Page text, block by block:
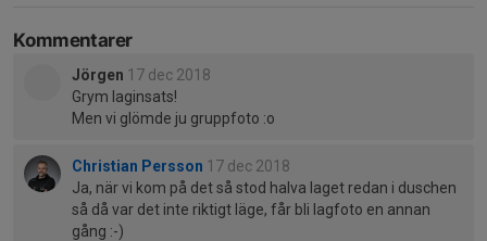
Kommentarer
Jörgen 17 dec 2018
Grym laginsats!
Men vi glömde ju gruppfoto :o
Christian Persson 17 dec 2018
Ja, när vi kom på det så stod halva laget redan i duschen
så då var det inte riktigt läge, får bli lagfoto en annan
gång :-)